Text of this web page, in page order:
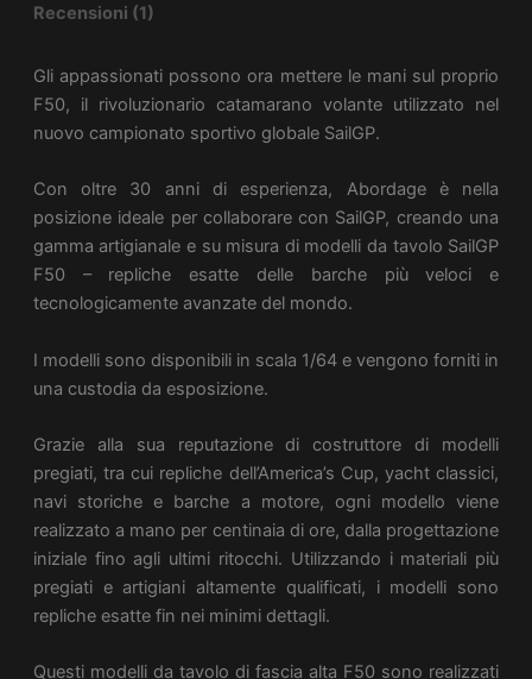
Recensioni (1)
Gli appassionati possono ora mettere le mani sul proprio
F50, il rivoluzionario catamarano volante utilizzato nel
nuovo campionato sportivo globale SailGP.
Con oltre 30 anni di esperienza, Abordage è nella
posizione ideale per collaborare con SailGP, creando una
gamma artigianale e su misura di modelli da tavolo SailGP
F50 – repliche esatte delle barche più veloci e
tecnologicamente avanzate del mondo.
I modelli sono disponibili in scala 1/64 e vengono forniti in
una custodia da esposizione.
Grazie alla sua reputazione di costruttore di modelli
pregiati, tra cui repliche dell’America’s Cup, yacht classici,
navi storiche e barche a motore, ogni modello viene
realizzato a mano per centinaia di ore, dalla progettazione
iniziale fino agli ultimi ritocchi. Utilizzando i materiali più
pregiati e artigiani altamente qualificati, i modelli sono
repliche esatte fin nei minimi dettagli.
Questi modelli da tavolo di fascia alta F50 sono realizzati